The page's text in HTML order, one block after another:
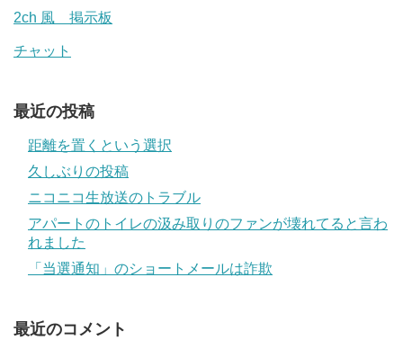
2ch 風 掲示板
チャット
最近の投稿
距離を置くという選択
久しぶりの投稿
ニコニコ生放送のトラブル
アパートのトイレの汲み取りのファンが壊れてると言わ
れました
「当選通知」のショートメールは詐欺
最近のコメント